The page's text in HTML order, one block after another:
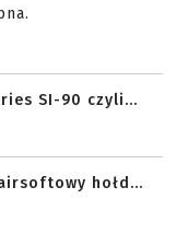
SI-90 czyli...
hołd...